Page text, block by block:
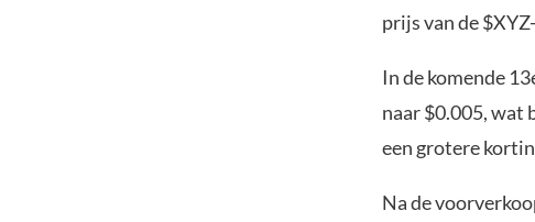
prijs van de
In de komende
naar $0.005, wat
een grotere
Na de